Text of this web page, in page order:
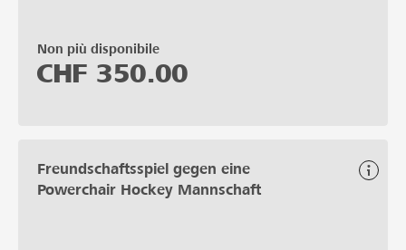
Non più disponibile
CHF 350.00
Freundschaftsspiel gegen eine
Powerchair Hockey Mannschaft